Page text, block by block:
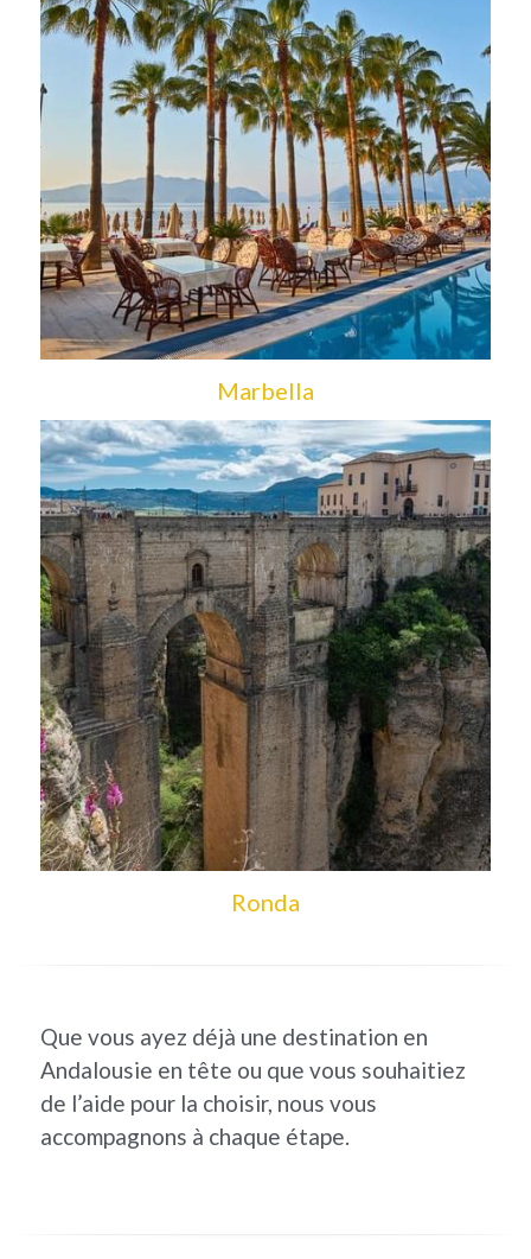
Marbella
Ronda
Que vous ayez déjà une destination en
Andalousie en tête ou que vous souhaitiez
de l’aide pour la choisir, nous vous
accompagnons à chaque étape.